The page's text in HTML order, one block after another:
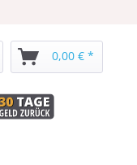
0,00 € *